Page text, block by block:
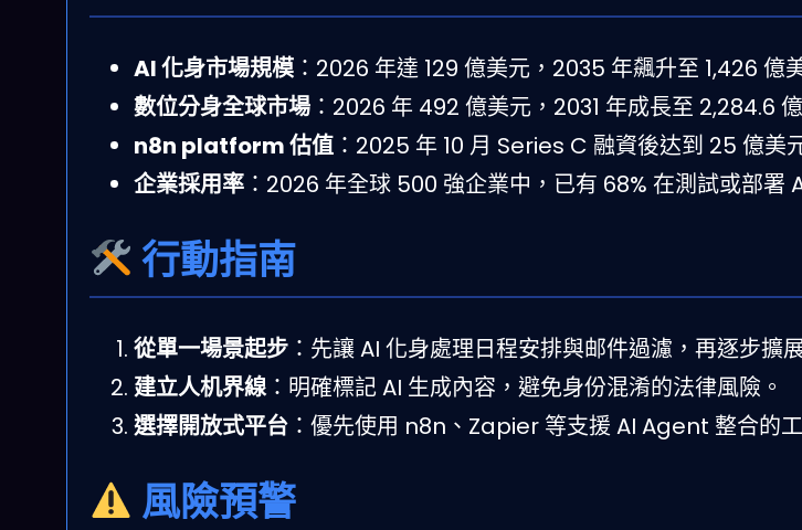
AI 化身市場規模 ：2026 年達 129 億美元，2035 年飆升至 1,426 億
數位分身全球市場 ：2026 年 492 億美元，2031 年成長至 2,284.6
n8n platform 估值 ：2025 年 10 月 Series C 融資後达到 25 億美
企業採用率 ：2026 年全球 500 強企業中，已有 68% 在測試或部署
行動指南
從單一場景起步 ：先讓 AI 化身處理日程安排與邮件過濾，再逐步擴
建立人机界線：明確標記 AI 生成內容，避免身份混淆的法律風險。
選擇開放式平台 ：優先使用 n8n、Zapier 等支援 AI Agent 整合的
風險預警